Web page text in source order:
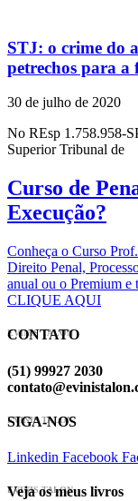
STJ: o crime do
petrechos para a
30 de julho de 2020
No REsp 1.758.958-
Superior Tribunal de
Curso de
Execução?
Conheça o Curso
Direito Penal,
anual ou o Premium
CLIQUE AQUI
EVINIS TALON
CONTATO
(51) 99927 2030
EVINIS TALON
SIGA-NOS
Linkedin Facebook
EVINIS TALON
Veja os meus livros